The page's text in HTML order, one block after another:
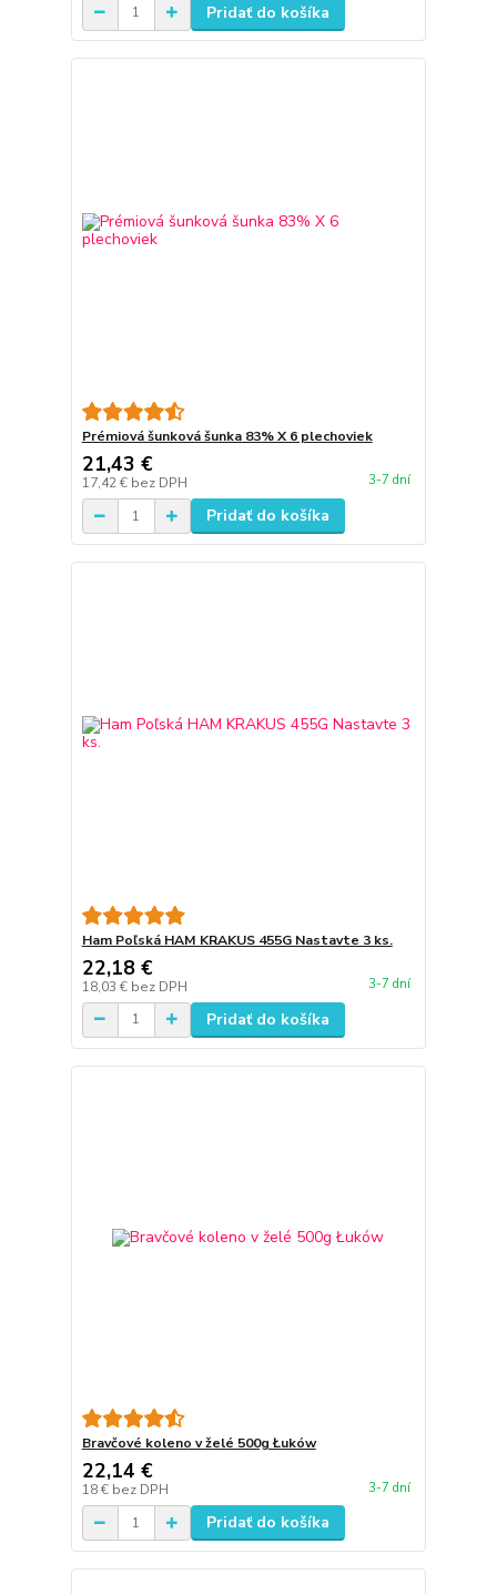
Pridať do košíka
Prémiová šunková šunka 83% X 6 plechoviek
21,43 €
17,42 € bez DPH 3-7 dní
Pridať do košíka
Ham Poľská HAM KRAKUS 455G Nastavte 3 ks.
22,18 €
18,03 € bez DPH 3-7 dní
Pridať do košíka
Bravčové koleno v želé 500g Łuków
22,14 €
18 € bez DPH 3-7 dní
Pridať do košíka